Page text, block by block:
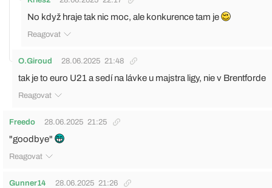
No když hraje tak nic moc, ale konkurence tam je
Reagovat
O.Giroud 28.06.2025 21:48
tak je to euro U21 a sedí na lávke u majstra ligy, nie v Brentforde
Reagovat
Freedo 28.06.2025 21:25
"goodbye"
Reagovat
Gunner14 28.06.2025 21:26